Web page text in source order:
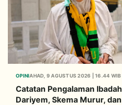
OPINIAHAD, 9 AGUSTUS 2026 | 16.44 WIB
Catatan Pengalaman
Dariyem, Skema Murur,